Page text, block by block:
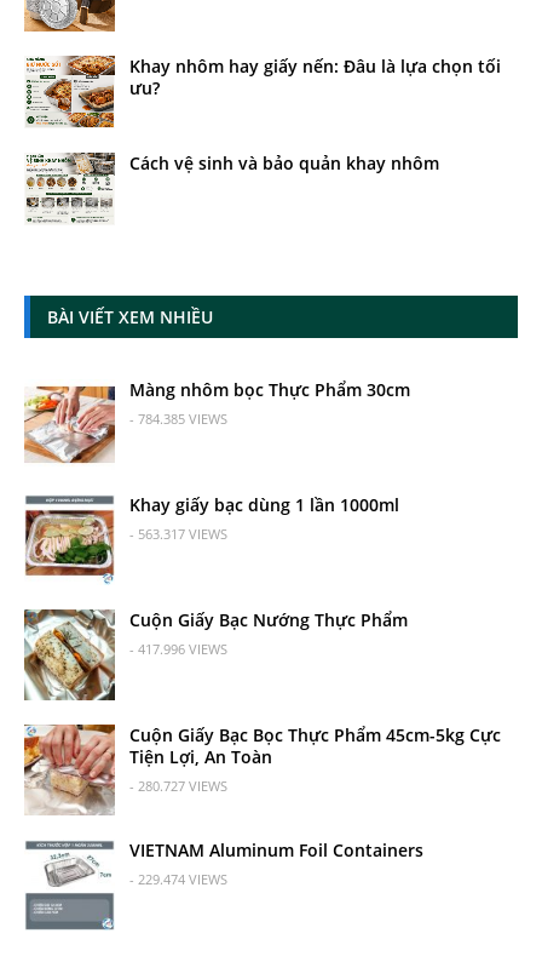
Khay nhôm hay giấy nến: Đâu là lựa chọn tối
ưu?
Cách vệ sinh và bảo quản khay nhôm
BÀI VIẾT XEM NHIỀU
Màng nhôm bọc Thực Phẩm 30cm
- 784.385 VIEWS
Khay giấy bạc dùng 1 lần 1000ml
- 563.317 VIEWS
Cuộn Giấy Bạc Nướng Thực Phẩm
- 417.996 VIEWS
Cuộn Giấy Bạc Bọc Thực Phẩm 45cm-5kg Cực
Tiện Lợi, An Toàn
- 280.727 VIEWS
VIETNAM Aluminum Foil Containers
- 229.474 VIEWS